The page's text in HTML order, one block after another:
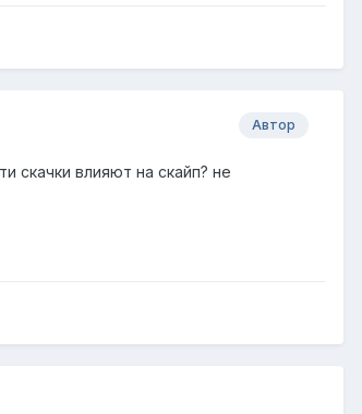
Автор
скачки влияют на скайп? не